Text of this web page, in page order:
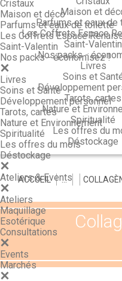
Cristaux
Maison et déco
Parfums et eaux de toilette
Les Coffrets Espace
Saint-Valentin
Nos packs - économisez !
Livres
Soins et Santé
Développement personnel
Tarots, cartes
Nature et Environnement
Spiritualité
Les offres du mois
Déstockage
Ateliers & Events
Ateliers
Maquillage
Esotérique
Consultations
Events
Marchés
Maison et
Parfums et eaux de
Les Coffrets Espace
Saint-Valentin
Nos packs -
Livres
Soins et
Développement
Tarots, cartes
Nature et
Spiritualité
Les offres du
Déstockage
ACCUEIL> >